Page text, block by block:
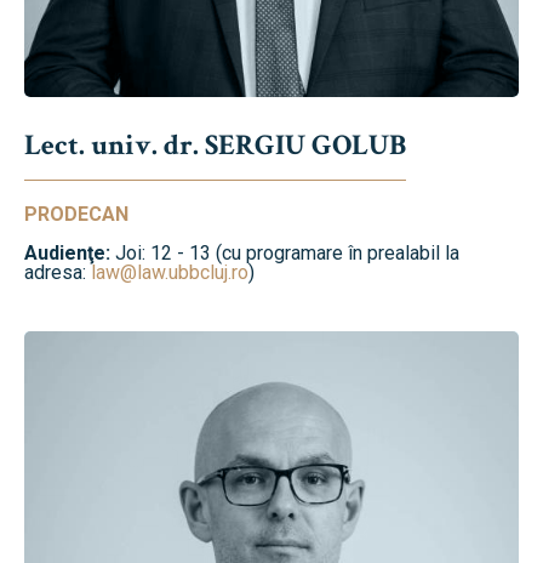
Lect. univ. dr. SERGIU GOLUB
PRODECAN
Audienţe: Joi: 12 - 13 (cu programare în prealabil la
adresa:law@law.ubbcluj.ro)